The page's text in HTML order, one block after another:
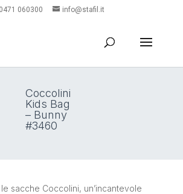
0471 060300 info@stafil.it
Coccolini
Kids Bag
– Bunny
#3460
sacche Coccolini, un’incantevole